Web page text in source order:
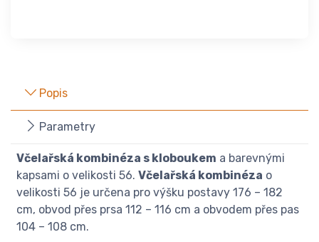
Popis
Parametry
Včelařská kombinéza s kloboukem a barevnými
kapsami o velikosti 56. Včelařská kombinéza o
velikosti 56 je určena pro výšku postavy 176 – 182
cm, obvod přes prsa 112 – 116 cm a obvodem přes pas
104 – 108 cm.